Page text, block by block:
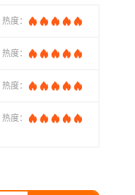
热度：
热度：
热度：
热度：